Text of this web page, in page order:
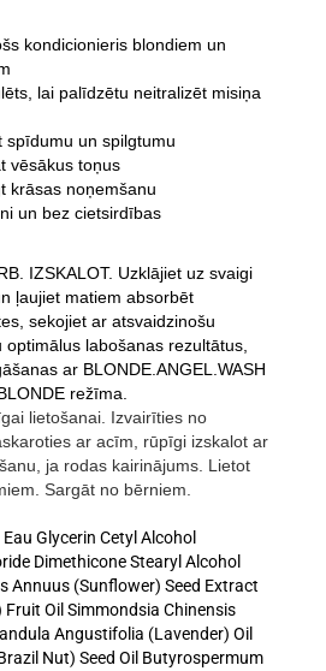
kondicionieris blondiem un
lai palīdzētu neitralizēt misiņa
spīdumu un spilgtumu
vēsākus toņus
krāsas noņemšanu
un bez cietsirdības
IZSKALOT. Uzklājiet uz svaigi
ļaujiet matiem absorbēt
sekojiet ar atsvaidzinošu
labošanas rezultātus,
ar BLONDE.ANGEL.WASH
režīma.
lietošanai. Izvairīties no
ar acīm, rūpīgi izskalot ar
ja rodas kairinājums. Lietot
Sargāt no bērniem.
Glycerin Cetyl Alcohol
Dimethicone Stearyl Alcohol
Annuus (Sunflower) Seed Extract
Fruit Oil Simmondsia Chinensis
Angustifolia (Lavender) Oil
Nut) Seed Oil Butyrospermum